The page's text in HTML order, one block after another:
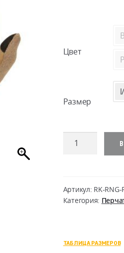
Цвет
Размер
Количество
Gloves
Артикул: RK-RNG-
Категория:
ТАБЛИЦА РАЗМЕРОВ